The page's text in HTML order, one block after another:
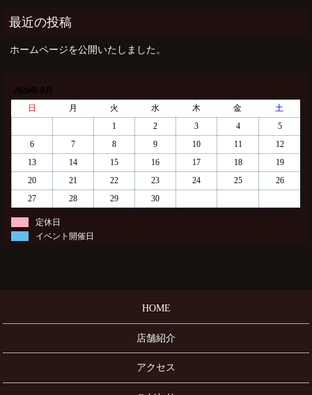
ホームページを公開いたしました。
2026年 9月
日
月 火 水 木 金
土
1
2 3 4
5
6
7 8 9 10 11
12
13
14 15 16 17 18
19
20
21 22 23 24 25
26
27
28 29 30
定休日
イベント開催日
HOME
店舗紹介
アクセス